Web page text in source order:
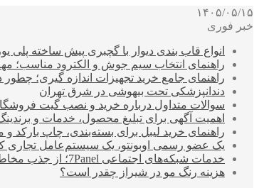
۱۴۰۵/۰۵/۱۵
خبر فوری
انواع قاب بندی دیوار با گچبری پیش ساخته
راهنمای انتخاب سیم جوش و الکترود مناسب؛
راهنمای جامع خرید تجهیزات اندازه گیری؛ چطور
دندانپزشکی تحت بیهوشی در شرق تهران
سوالات متداول درباره خرید و نصب گیت
اهمیت آگهی برای تبلیغ محصول، خدمات و
راهنمای خرید لیبل برای بسته‌بندی، چاپ بارکد
یک عضو رسمی اوبونتو، یک سیستم‌عامل تجاری
خدمات شبکه‌های اجتماعی 7Panel؛ از جذب مخاطب تا افزایش درآمد
هزینه رنگ مو در شیراز چقدر است؟